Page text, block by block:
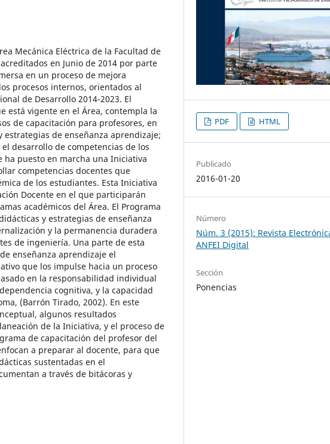
Mecánica Eléctrica de la Facultad de
en Junio de 2014 por parte
en un proceso de mejora
procesos internos, orientados al
de Desarrollo 2014-2023. El
está vigente en el Área, contempla la
de capacitación para profesores, en
de enseñanza aprendizaje;
desarrollo de competencias de los
ha puesto en marcha una Iniciativa
competencias docentes que
de los estudiantes. Esta Iniciativa
Docente en el que participarán
académicos del Área. El Programa
y estrategias de enseñanza
y la permanencia duradera
de ingeniería. Una parte de esta
enseñanza aprendizaje el
que los impulse hacia un proceso
en la responsabilidad individual
cognitiva, y la capacidad
(Barrón Tirado, 2002). En este
algunos resultados
de la Iniciativa, y el proceso de
de capacitación del profesor del
a preparar al docente, para que
sustentadas en el
a través de bitácoras y
PDF HTML
Publicado
2016-01-20
Número
Núm. 3 (2015): Revista
ANFEI Digital
Sección
Ponencias